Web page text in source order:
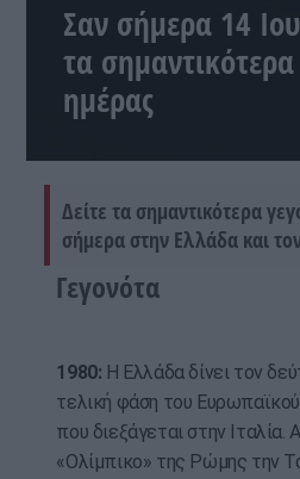
Σαν σήμερα 14
τα
ημέρας
Δείτε τα σημαντικότερα
σήμερα στην Ελλάδα και
Γεγονότα
1980: Η Ελλάδα δίνει τον
τελική φάση του
που διεξάγεται στην Ιταλία.
«Ολίμπικο» της Ρώμης την